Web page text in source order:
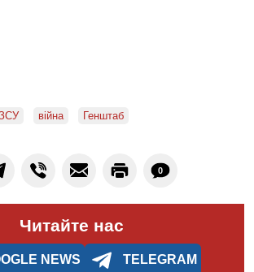
війна Генштаб
0
Читайте нас
NEWS TELEGRAM